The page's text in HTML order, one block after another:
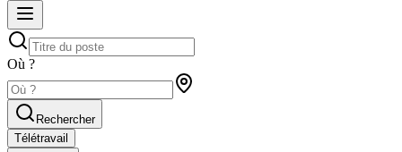
Où ?
Rechercher
Télétravail